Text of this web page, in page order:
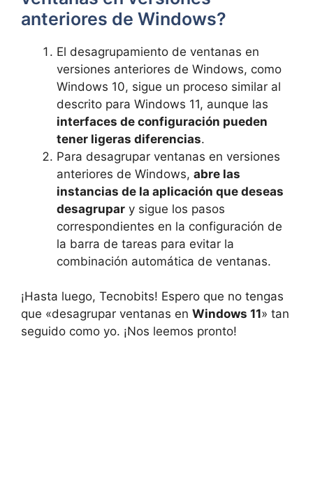
anteriores de Windows?
El desagrupamiento de ventanas en
versiones anteriores de Windows, como
Windows 10, sigue un proceso similar al
descrito para Windows 11, aunque las
interfaces de configuración pueden
tener ligeras diferencias.
Para desagrupar ventanas en versiones
anteriores de Windows, abre las
instancias de la aplicación que deseas
desagrupar y sigue los pasos
correspondientes en la configuración de
la barra de tareas para evitar la
combinación automática de ventanas.
¡Hasta luego, Tecnobits! Espero que no tengas
que «desagrupar ventanas en Windows 11» tan
seguido como yo. ¡Nos leemos pronto!